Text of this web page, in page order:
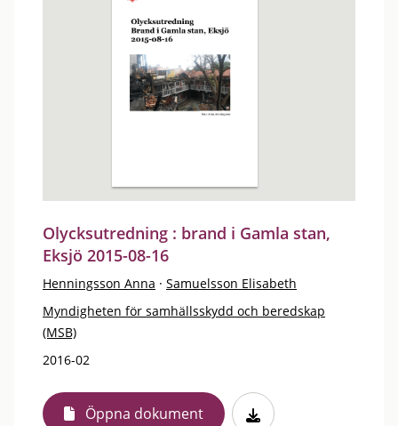
Olycksutredning : brand i Gamla stan,
Eksjö 2015-08-16
Henningsson Anna · Samuelsson Elisabeth
Myndigheten för samhällsskydd och beredskap
(MSB)
2016-02
Öppna dokument